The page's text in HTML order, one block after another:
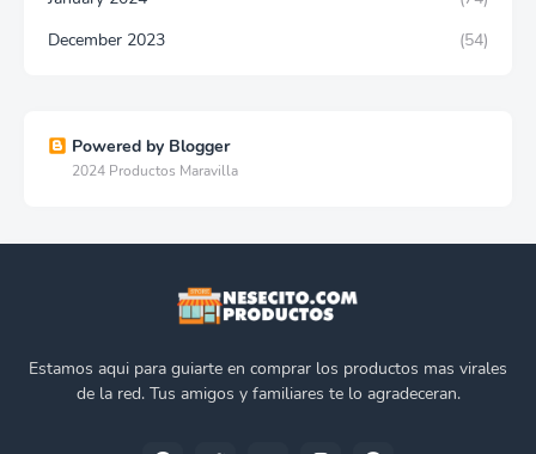
December 2023
(54)
Powered by Blogger
2024 Productos Maravilla
Estamos aqui para guiarte en comprar los productos mas virales
de la red. Tus amigos y familiares te lo agradeceran.